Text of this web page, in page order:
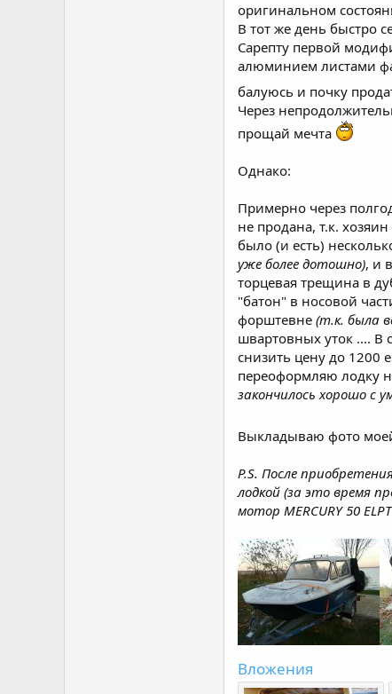
оригинальном
В тот же день быстро
Сарепту первой
алюминием листами
балуюсь и почку
Через
прощай мечта
Однако:
Примерно через
не продана, т.к.
было (и есть)
уже более дотошно), и
торцевая трещина в
"батон" в носовой
форштевне (т.к. была
швартовных уток .... В
снизить цену до 1200
переоформляю лодку
закончилось хорошо с
Выкладываю фото
P.S. После
лодкой (за это время
мотор MERCURY 50
Вложения